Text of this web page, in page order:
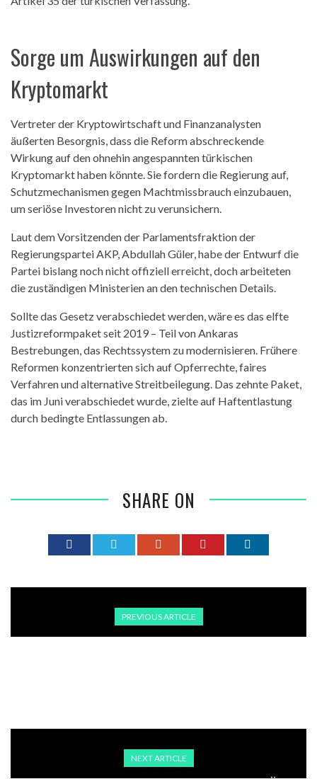
Sorge um Auswirkungen auf den
Kryptomarkt
Vertreter der Kryptowirtschaft und Finanzanalysten
äußerten Besorgnis, dass die Reform abschreckende
Wirkung auf den ohnehin angespannten türkischen
Kryptomarkt haben könnte. Sie fordern die Regierung auf,
Schutzmechanismen gegen Machtmissbrauch einzubauen,
um seriöse Investoren nicht zu verunsichern.
Laut dem Vorsitzenden der Parlamentsfraktion der
Regierungspartei AKP, Abdullah Güler, habe der Entwurf die
Partei bislang noch nicht offiziell erreicht, doch arbeiteten
die zuständigen Ministerien an den technischen Details.
Sollte das Gesetz verabschiedet werden, wäre es das elfte
Justizreformpaket seit 2019 – Teil von Ankaras
Bestrebungen, das Rechtssystem zu modernisieren. Frühere
Reformen konzentrierten sich auf Opferrechte, faires
Verfahren und alternative Streitbeilegung. Das zehnte Paket,
das im Juni verabschiedet wurde, zielte auf Haftentlastung
durch bedingte Entlassungen ab.
SHARE ON
PREVIOUS ARTICLE
„VON DER UKRAINE LERNEN HEISST, FURCHTLOS SEIN“ – K
NEXT ARTICLE